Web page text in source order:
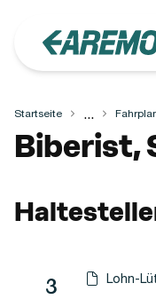
Startseite ...
Biberist,
Linie Richtung
Linie
3 Lohn-
(Öffnet in